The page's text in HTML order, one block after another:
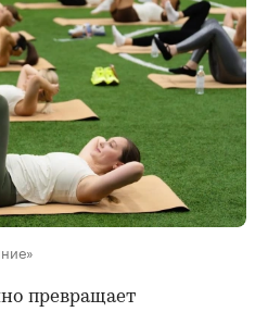
превращает